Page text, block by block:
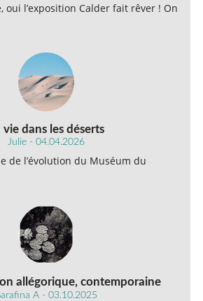
oui l’exposition Calder fait rêver ! On
vie dans les déserts
Julie - 04.04.2026
de l’évolution du Muséum du
allégorique, contemporaine
A - 03.10.2025